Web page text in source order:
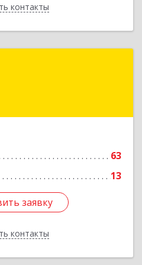
контакты
63
13
заявку
контакты
обл, Новосибирск г,
заявку